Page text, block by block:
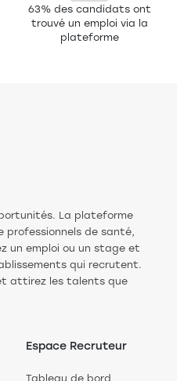
63% des candidats ont
trouvé un emploi via la
plateforme
La plateforme
professionnels de santé,
un emploi ou un stage et
qui recrutent.
attirez les talents que
Espace Recruteur
Tableau de bord